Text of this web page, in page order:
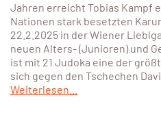
Jahren erreicht Tobias Kampf
Nationen stark besetzten
22.2.2025 in der Wiener
neuen Alters- (Junioren) und
ist mit 21 Judoka eine der
sich gegen den Tschechen
Weiterlesen...